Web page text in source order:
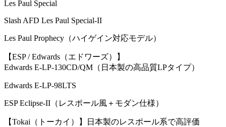
Les Paul Special
Slash AFD Les Paul Special-II
Les Paul Prophecy（ハイゲイン対応モデル）
【ESP / Edwards（エドワーズ）】
Edwards E-LP-130CD/QM（日本製の高品質LPタイプ）
Edwards E-LP-98LTS
ESP Eclipse-II（レスポール風＋モダン仕様）
【Tokai（トーカイ）】日本製のレスポール系で高評価